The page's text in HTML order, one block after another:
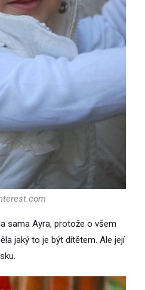
sama Ayra, protože o všem
jaký to je být dítětem. Ale její